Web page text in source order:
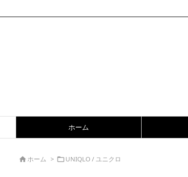
ホーム
ホーム > UNIQLO / ユニクロ